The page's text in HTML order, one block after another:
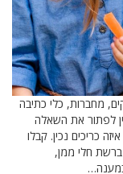
מחברות, כלי כתיבה
לפתור את השאלה
כריכים נכין. קבלו
חלי ממן,